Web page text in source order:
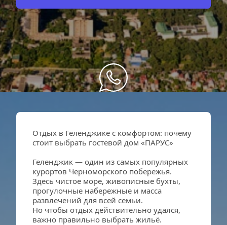
Отдых в Геленджике с комфортом: почему
стоит выбрать гостевой дом «ПАРУС»
Геленджик — один из самых популярных
курортов Черноморского побережья.
Здесь чистое море, живописные бухты,
прогулочные набережные и масса
развлечений для всей семьи.
Но чтобы отдых действительно удался,
важно правильно выбрать жильё.